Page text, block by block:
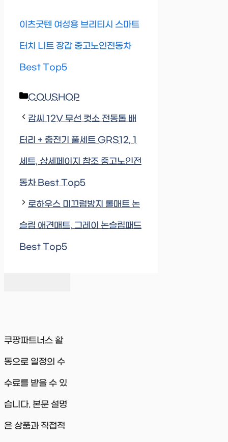
이츠굿텐 여성용 브리티시 스마트
터치 니트 장갑 중고노인전동차
Best Top5
Categories
COUSHOP
감씨 12V 무선 컷소 전동톱 배
터리 + 충전기 풀세트 GRS12, 1
세트, 상세페이지 참조 중고노인전
동차 Best Top5
로하우스 미끄럼방지 롤매트 논
슬립 애견매트, 그레이 논슬립패드
Best Top5
쿠팡파트너스 활
동으로 일정의 수
수료를 받을 수 있
습니다. 본문 설명
은 상품과 직접적